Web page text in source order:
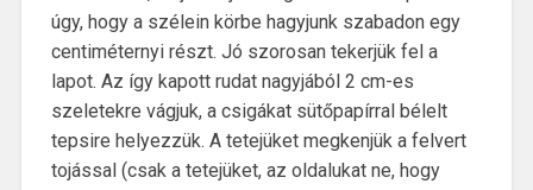
úgy, hogy a szélein körbe hagyjunk szabadon egy
centiméternyi részt. Jó szorosan tekerjük fel a
lapot. Az így kapott rudat nagyjából 2 cm-es
szeletekre vágjuk, a csigákat sütőpapírral bélelt
tepsire helyezzük. A tetejüket megkenjük a felvert
tojással (csak a tetejüket, az oldalukat ne, hogy